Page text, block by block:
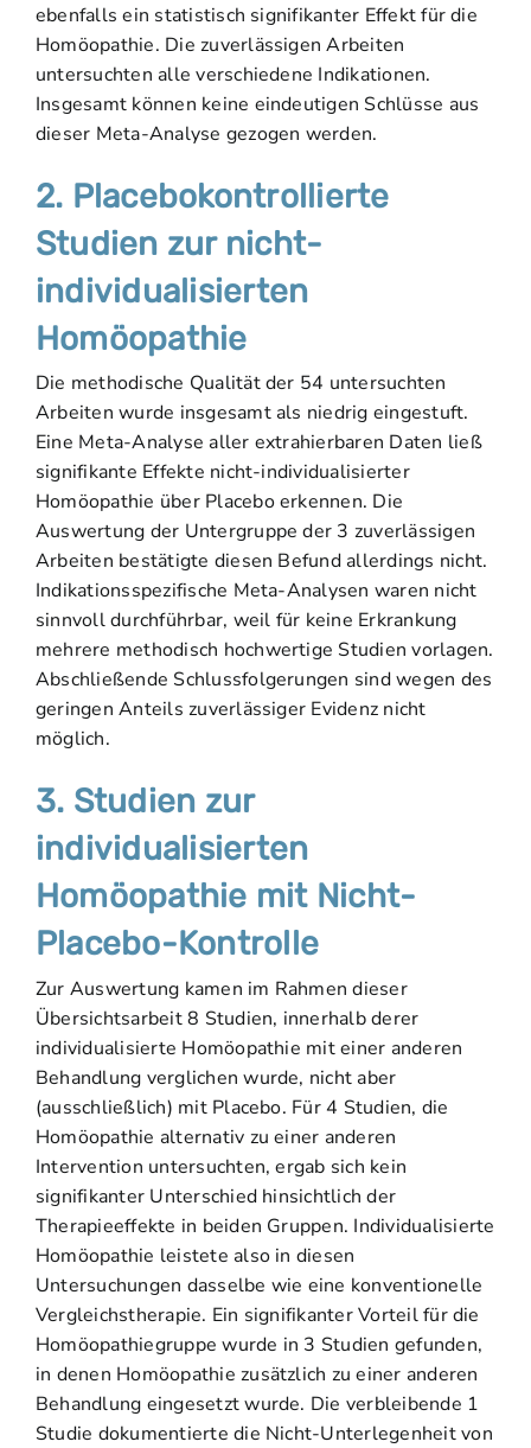
ebenfalls ein statistisch signifikanter Effekt für die
Homöopathie. Die zuverlässigen Arbeiten
untersuchten alle verschiedene Indikationen.
Insgesamt können keine eindeutigen Schlüsse aus
dieser Meta-Analyse gezogen werden.
2. Placebokontrollierte
Studien zur nicht-
individualisierten
Homöopathie
Die methodische Qualität der 54 untersuchten
Arbeiten wurde insgesamt als niedrig eingestuft.
Eine Meta-Analyse aller extrahierbaren Daten ließ
signifikante Effekte nicht-individualisierter
Homöopathie über Placebo erkennen. Die
Auswertung der Untergruppe der 3 zuverlässigen
Arbeiten bestätigte diesen Befund allerdings nicht.
Indikationsspezifische Meta-Analysen waren nicht
sinnvoll durchführbar, weil für keine Erkrankung
mehrere methodisch hochwertige Studien vorlagen.
Abschließende Schlussfolgerungen sind wegen des
geringen Anteils zuverlässiger Evidenz nicht
möglich.
3. Studien zur
individualisierten
Homöopathie mit Nicht-
Placebo-Kontrolle
Zur Auswertung kamen im Rahmen dieser
Übersichtsarbeit 8 Studien, innerhalb derer
individualisierte Homöopathie mit einer anderen
Behandlung verglichen wurde, nicht aber
(ausschließlich) mit Placebo. Für 4 Studien, die
Homöopathie alternativ zu einer anderen
Intervention untersuchten, ergab sich kein
signifikanter Unterschied hinsichtlich der
Therapieeffekte in beiden Gruppen. Individualisierte
Homöopathie leistete also in diesen
Untersuchungen dasselbe wie eine konventionelle
Vergleichstherapie. Ein signifikanter Vorteil für die
Homöopathiegruppe wurde in 3 Studien gefunden,
in denen Homöopathie zusätzlich zu einer anderen
Behandlung eingesetzt wurde. Die verbleibende 1
Studie dokumentierte die Nicht-Unterlegenheit von